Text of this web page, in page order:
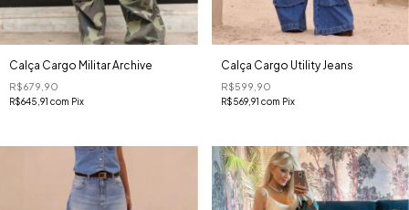
Calça Cargo Militar Archive
R$679,90
R$645,91 com Pix
Calça Cargo Utility Jeans
R$599,90
R$569,91 com Pix